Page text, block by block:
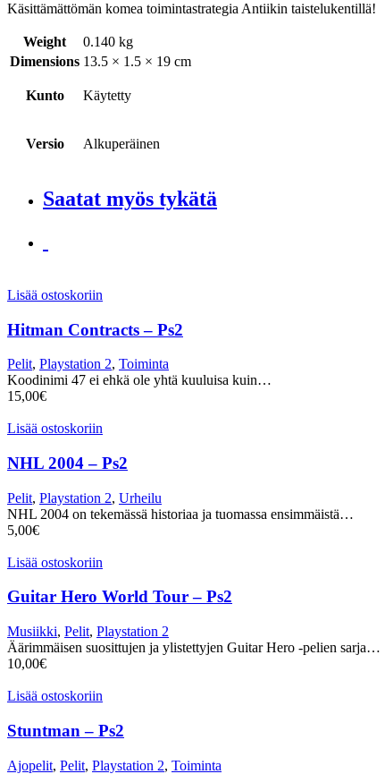
Käsittämättömän komea toimintastrategia Antiikin taistelukentillä!
Weight
0.140 kg
Dimensions 13.5 × 1.5 × 19 cm
Kunto Käytetty
Versio Alkuperäinen
Saatat myös tykätä
Lisää ostoskoriin
Hitman Contracts – Ps2
Pelit, Playstation 2, Toiminta
Koodinimi 47 ei ehkä ole yhtä kuuluisa kuin…
15,00€
Lisää ostoskoriin
NHL 2004 – Ps2
Pelit, Playstation 2, Urheilu
NHL 2004 on tekemässä historiaa ja tuomassa ensimmäistä…
5,00€
Lisää ostoskoriin
Guitar Hero World Tour – Ps2
Musiikki, Pelit, Playstation 2
Äärimmäisen suosittujen ja ylistettyjen Guitar Hero -pelien sarja…
10,00€
Lisää ostoskoriin
Stuntman – Ps2
Ajopelit, Pelit, Playstation 2, Toiminta